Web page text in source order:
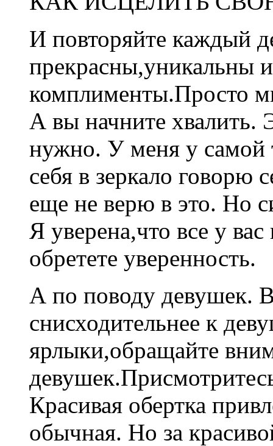
И повторяйте каждый
прекрасны,уникальны
комплименты.Просто
А вы начните хвалить.
нужно. У меня у самой
себя в зеркало говорю
еще не верю в это. Но
Я уверена,что все у
обретете уверенность.
А по поводу девушек.
снисходительнее к
ярлыки,обращайте
Красивая обертка
обычная. Но за